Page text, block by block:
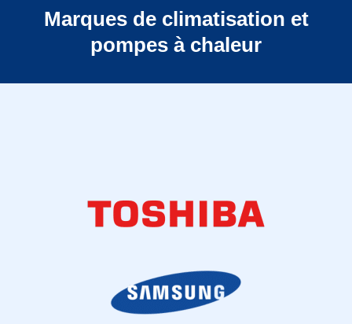
Marques de climatisation et
pompes à chaleur